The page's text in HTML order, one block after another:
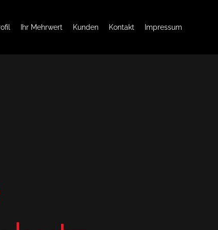
Ihr Mehrwert Kunden Kontakt Impressum